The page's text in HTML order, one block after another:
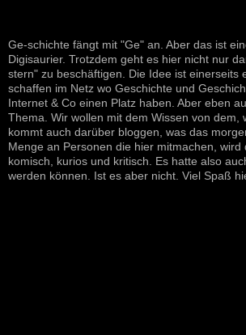
Ge-schichte fängt mit "Ge" an. Aber das ist
Digisaurier. Trotzdem geht es hier nicht nur
stern" zu beschäftigen. Die Idee ist einerseits
schaffen im Netz wo Geschichte und
Internet & Co einen Platz haben. Aber eben
Thema. Wir wollen mit dem Wissen von dem,
kommt auch darüber bloggen, was das
Menge an Personen die hier mitmachen, wird
komisch, kurios und kritisch. Es hatte also
werden können. Ist es aber nicht. Viel Spaß